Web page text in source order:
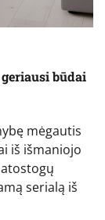
būdai
mėgautis
iš išmaniojo
serialą iš